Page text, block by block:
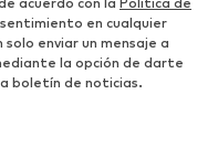
en cualquier
enviar un mensaje a
la opción de darte
boletín de noticias.